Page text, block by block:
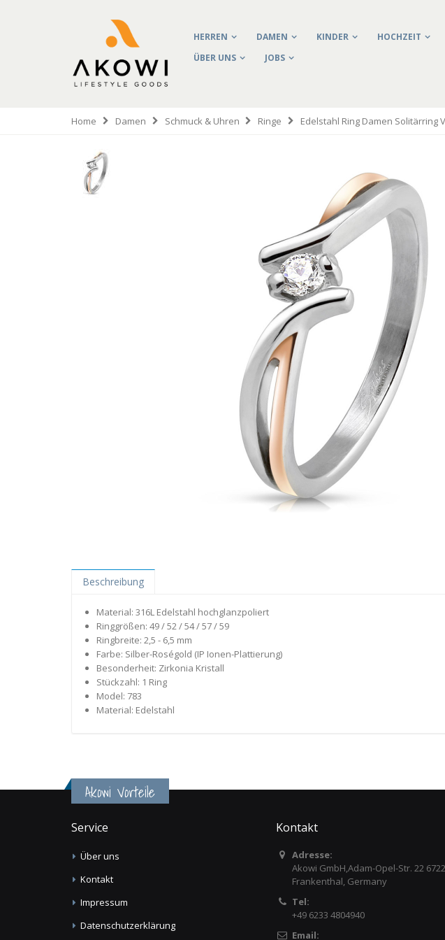
HERREN DAMEN KINDER HOCHZEIT
ÜBER UNS
JOBS
Home Damen Schmuck & Uhren Ringe Edelstahl Ring Damen
Beschreibung
Material: 316L Edelstahl hochglanzpoliert
Ringgrößen: 49 / 52 / 54 / 57 / 59
Ringbreite: 2,5 - 6,5 mm
Farbe: Silber-Roségold (IP Ionen-Plattierung)
Besonderheit: Zirkonia Kristall
Stückzahl: 1 Ring
Model: 783
Material: Edelstahl
Akowi Vorteile
Service
Über uns
Kontakt
Impressum
Datenschutzerklärung
Kontakt
Adresse:
Akowi GmbH,Adam-Opel-Str. 22
Frankenthal, Germany
Tel:
+49 6233 4804940
Email: